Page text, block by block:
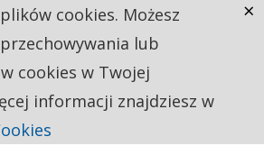
cookies. Możesz
lub
cookies w Twojej
informacji znajdziesz w
×